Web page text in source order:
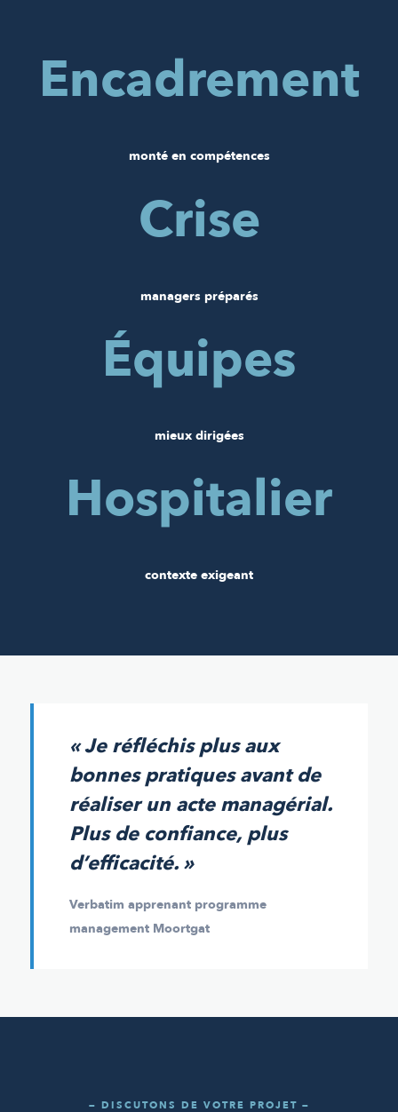
Encadrement
monté en compétences
Crise
managers préparés
Équipes
mieux dirigées
Hospitalier
contexte exigeant
« Je réfléchis plus aux
bonnes pratiques avant de
réaliser un acte managérial.
Plus de confiance, plus
d’efficacité. »
Verbatim apprenant programme
management Moortgat
— DISCUTONS DE VOTRE PROJET —